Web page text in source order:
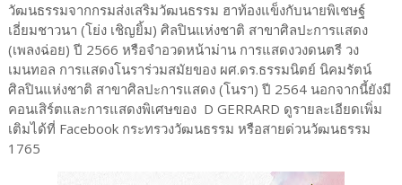
วัฒนธรรมจากกรมส่งเสริมวัฒนธรรม ฮาท้องแข็งกับนายพิเชษฐ์
เอี่ยมชาวนา (โย่ง เชิญยิ้ม) ศิลปินแห่งชาติ สาขาศิลปะการแสดง
(เพลงฉ่อย) ปี 2566 หรือจำอวดหน้าม่าน การแสดงวงดนตรี วง
เมนทอล การแสดงโนราร่วมสมัยของ ผศ.ดร.ธรรมนิตย์ นิคมรัตน์
ศิลปินแห่งชาติ สาขาศิลปะการแสดง (โนรา) ปี 2564 นอกจากนี้ยังมี
คอนเสิร์ตและการแสดงพิเศษของ D GERRARD ดูรายละเอียดเพิ่ม
เติมได้ที่ Facebook กระทรวงวัฒนธรรม หรือสายด่วนวัฒนธรรม
1765